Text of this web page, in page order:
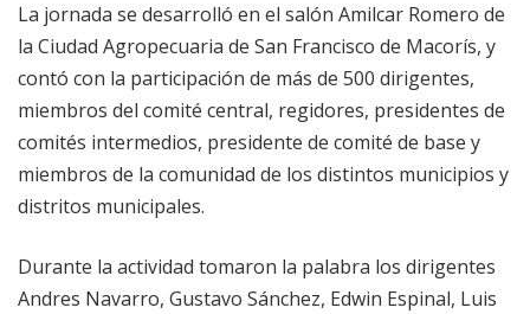
La jornada se desarrolló en el salón Amilcar Romero de
la Ciudad Agropecuaria de San Francisco de Macorís, y
contó con la participación de más de 500 dirigentes,
miembros del comité central, regidores, presidentes de
comités intermedios, presidente de comité de base y
miembros de la comunidad de los distintos municipios y
distritos municipales.
Durante la actividad tomaron la palabra los dirigentes
Andres Navarro, Gustavo Sánchez, Edwin Espinal, Luis